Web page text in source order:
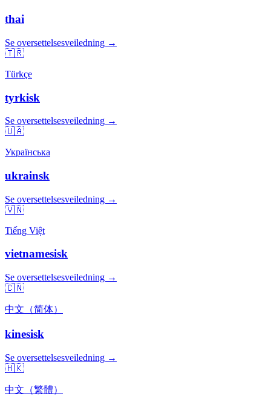
thai
Se oversettelsesveiledning →
🇹🇷
Türkçe
tyrkisk
Se oversettelsesveiledning →
🇺🇦
Українська
ukrainsk
Se oversettelsesveiledning →
🇻🇳
Tiếng Việt
vietnamesisk
Se oversettelsesveiledning →
🇨🇳
中文（简体）
kinesisk
Se oversettelsesveiledning →
🇭🇰
中文（繁體）